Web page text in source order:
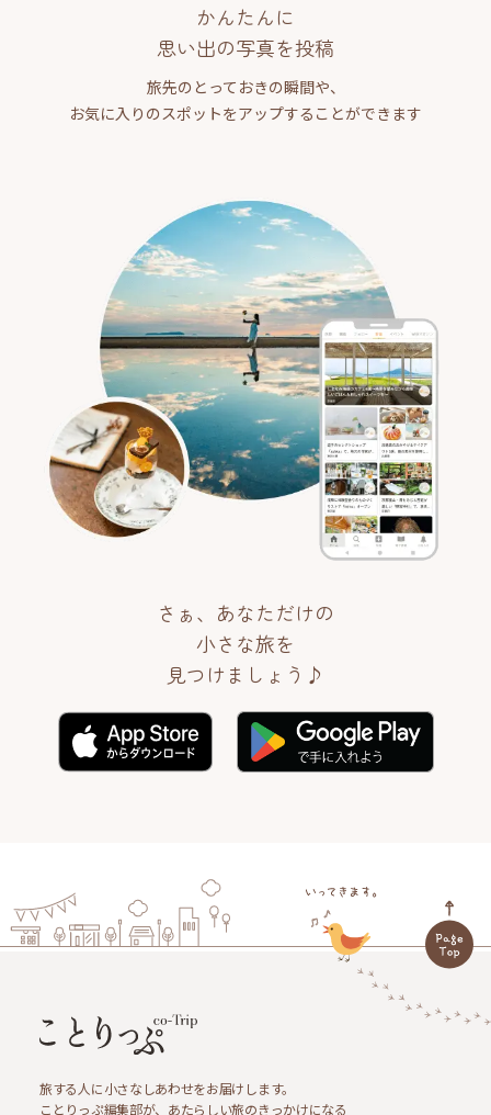
かんたんに
思い出の写真を投稿
旅先のとっておきの瞬間や、
お気に入りのスポットをアップすることができます
さぁ、あなただけの
小さな旅を
見つけましょう♪
旅する人に小さなしあわせをお届けします。
ことりっぷ編集部が、あたらしい旅のきっかけになる